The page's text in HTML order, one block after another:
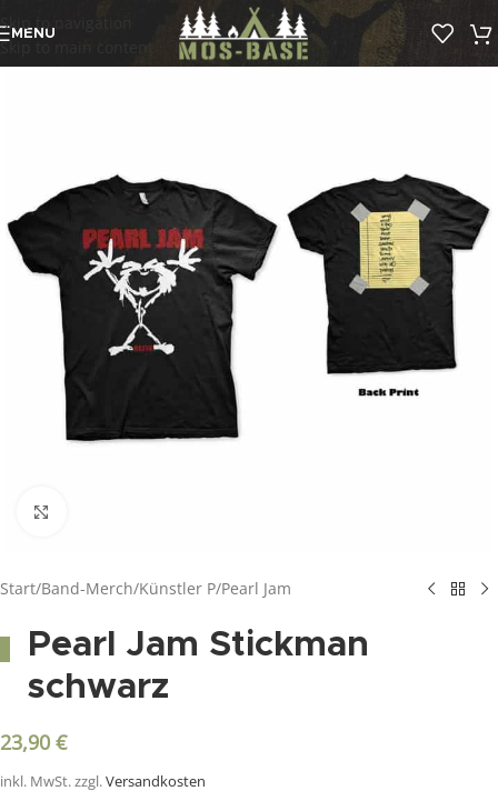
Skip to navigation
Skip to main content
MENU
Start/Band-Merch/Künstler P/Pearl Jam
Pearl Jam Stickman
schwarz
23,90 €
inkl. MwSt.zzgl.Versandkosten